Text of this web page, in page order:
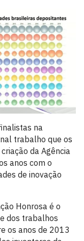
na
trabalho que os
da Agência
anos com o
de inovação
Honrosa é o
dos trabalhos
os anos de 2013